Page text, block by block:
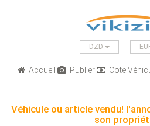
DZD
Accueil Publier Cote
Véhicule ou article vendu!
son